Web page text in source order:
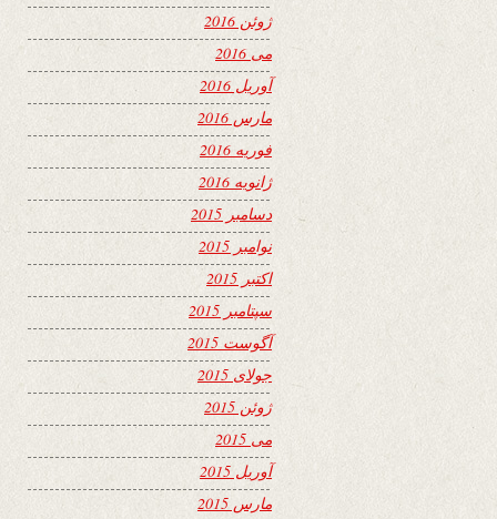
ژوئن 2016
می 2016
آوریل 2016
مارس 2016
فوریه 2016
ژانویه 2016
دسامبر 2015
نوامبر 2015
اکتبر 2015
سپتامبر 2015
آگوست 2015
جولای 2015
ژوئن 2015
می 2015
آوریل 2015
مارس 2015